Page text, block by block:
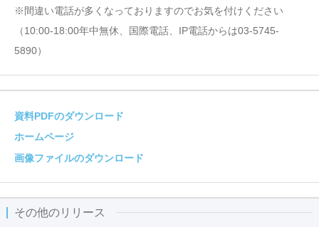
※間違い電話が多くなっておりますのでお気を付けください
（10:00-18:00年中無休、国際電話、IP電話からは03-5745-
5890）
資料PDFのダウンロード
ホームページ
画像ファイルのダウンロード
その他のリリース